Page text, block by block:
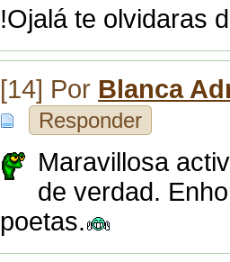
!Ojalá te olvidaras
[14] Por Blanca
Responder
Maravillosa
de verdad.
poetas.